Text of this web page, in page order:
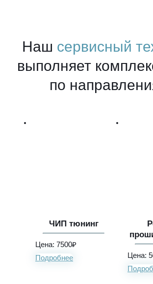
Наш сервисный
выполняет
по
ЧИП тюнинг
Цена: 7500₽
Подробнее
Цена: